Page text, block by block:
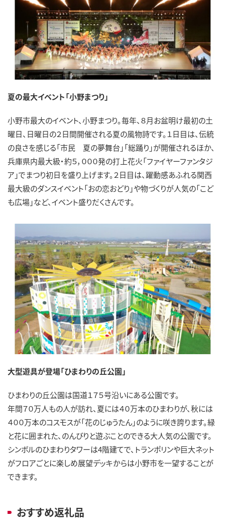
夏の最大イベント「小野まつり」
小野市最大のイベント、小野まつり。毎年、８月お盆明け最初の土
曜日、日曜日の２日間開催される夏の風物詩です。１日目は、伝統
の良さを感じる「市民 夏の夢舞台」「総踊り」が開催されるほか、
兵庫県内最大級・約５，０００発の打上花火「ファイヤーファンタジ
ア」でまつり初日を盛り上げます。２日目は、躍動感あふれる関西
最大級のダンスイベント「おの恋おどり」や物づくりが人気の「こど
も広場」など、イベント盛りだくさんです。
大型遊具が登場「ひまわりの丘公園」
ひまわりの丘公園は国道１７５号沿いにある公園です。
年間７０万人もの人が訪れ、夏には４０万本のひまわりが、秋には
４００万本のコスモスが「花のじゅうたん」のように咲き誇ります。緑
と花に囲まれた、のんびりと遊ぶことのできる大人気の公園です。
シンボルのひまわりタワーは4階建てで、トランポリンや巨大ネット
がフロアごとに楽しめ展望デッキからは小野市を一望することが
できます。
おすすめ返礼品